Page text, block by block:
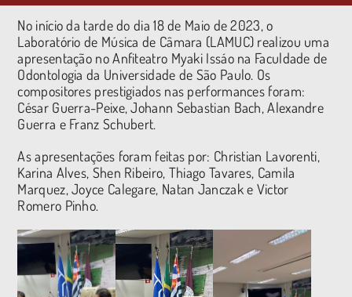
No início da tarde do dia 18 de Maio de 2023, o
Laboratório de Música de Câmara (LAMUC) realizou uma
apresentação no Anfiteatro Myaki Issáo na Faculdade de
Odontologia da Universidade de São Paulo. Os
compositores prestigiados nas performances foram:
César Guerra-Peixe, Johann Sebastian Bach, Alexandre
Guerra e Franz Schubert.
As apresentações foram feitas por: Christian Lavorenti,
Karina Alves, Shen Ribeiro, Thiago Tavares, Camila
Marquez, Joyce Calegare, Natan Janczak e Victor
Romero Pinho.